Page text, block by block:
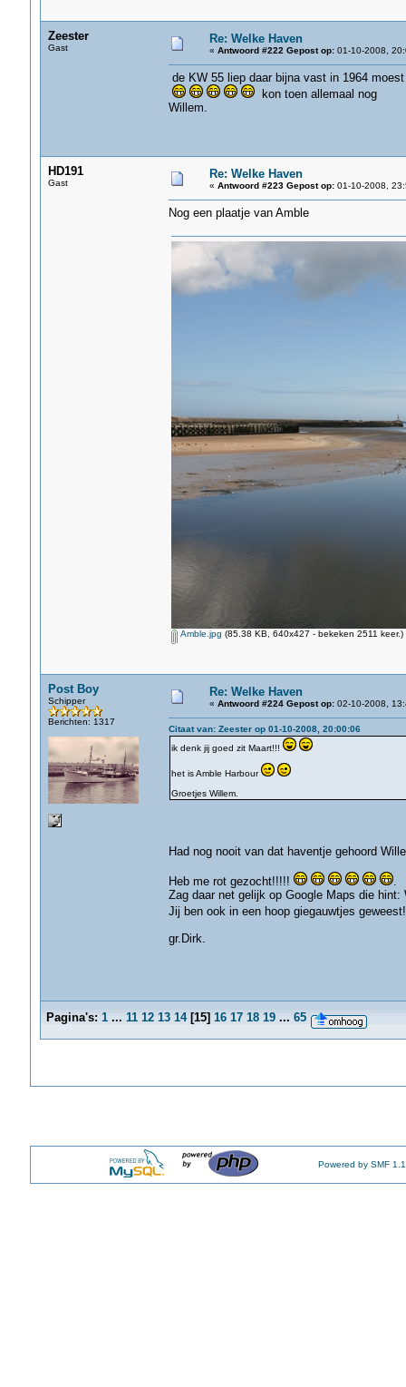
Zeester
Gast
Re: Welke Haven
« Antwoord #222 Gepost op:01-10-2008,
de KW 55 liep daar bijna vast in 1964
kon toen allemaal nog
Willem.
HD191
Gast
Re: Welke Haven
« Antwoord #223 Gepost op:01-10-2008,
Nog een plaatje van Amble
Amble.jpg (85.38 KB, 640x427 - bekeken 2511 keer.)
Post Boy
Schipper
Berichten: 1317
Re: Welke Haven
« Antwoord #224 Gepost op:02-10-2008,
Citaat van: Zeester op 01-10-2008, 20:00:06
ik denk jij goed zit Maart!!!
het is Amble Harbour
Groetjes Willem.
Had nog nooit van dat haventje gehoord
Heb me rot gezocht!!!!!
.
Zag daar net gelijk op Google Maps die hint:
Jij ben ook in een hoop giegauwtjes
gr.Dirk.
Pagina's: 1 ... 11 12 13 14[15] 16 17 18 19 ... 65
Powered by SMF